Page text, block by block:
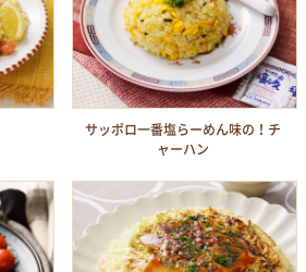
サッポロ一番塩らーめん味の！チ
ャーハン